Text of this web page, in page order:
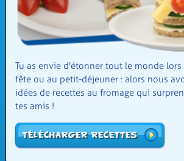
Tu as envie d'étonner tout le monde
fête ou au petit-déjeuner : alors nous
idées de recettes au fromage qui
tes amis !
Télécharger recettes